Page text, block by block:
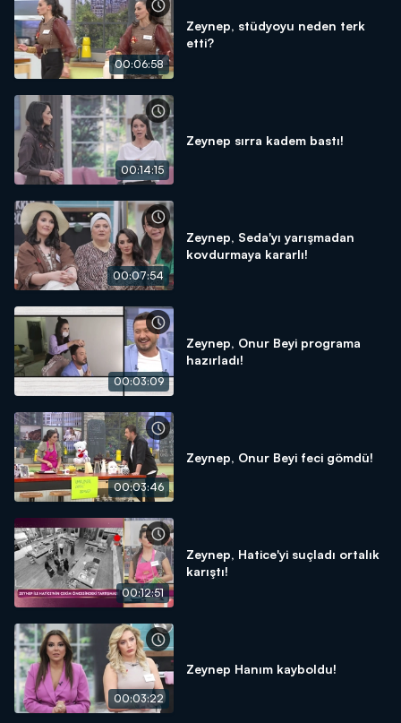
00:06:58
Zeynep, stüdyoyu neden terk
etti?
00:14:15
Zeynep sırra kadem bastı!
00:07:54
Zeynep, Seda'yı yarışmadan
kovdurmaya kararlı!
00:03:09
Zeynep, Onur Beyi programa
hazırladı!
00:03:46
Zeynep, Onur Beyi feci gömdü!
00:12:51
Zeynep, Hatice'yi suçladı ortalık
karıştı!
00:03:22
Zeynep Hanım kayboldu!